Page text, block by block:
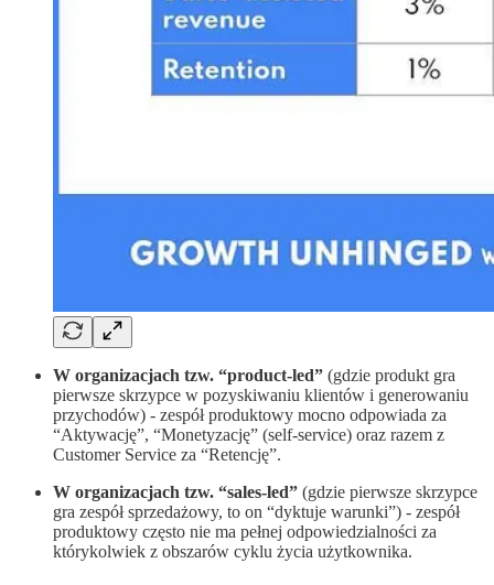
W organizacjach tzw. “product-led” (gdzie produkt gra
pierwsze skrzypce w pozyskiwaniu klientów i generowaniu
przychodów) - zespół produktowy mocno odpowiada za
“Aktywację”, “Monetyzację” (self-service) oraz razem z
Customer Service za “Retencję”.
W organizacjach tzw. “sales-led” (gdzie pierwsze skrzypce
gra zespół sprzedażowy, to on “dyktuje warunki”) - zespół
produktowy często nie ma pełnej odpowiedzialności za
którykolwiek z obszarów cyklu życia użytkownika.